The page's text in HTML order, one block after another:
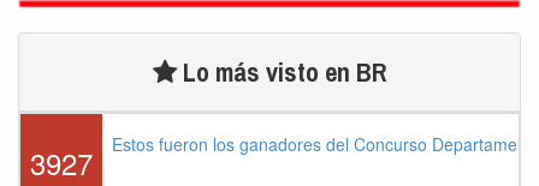
Lo más visto en BR
3927 Estos fueron los ganadores del Concurso